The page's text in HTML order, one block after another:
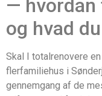
— hvordan
og hvad
Skal I totalrenovere
flerfamiliehus i
gennemgang af de